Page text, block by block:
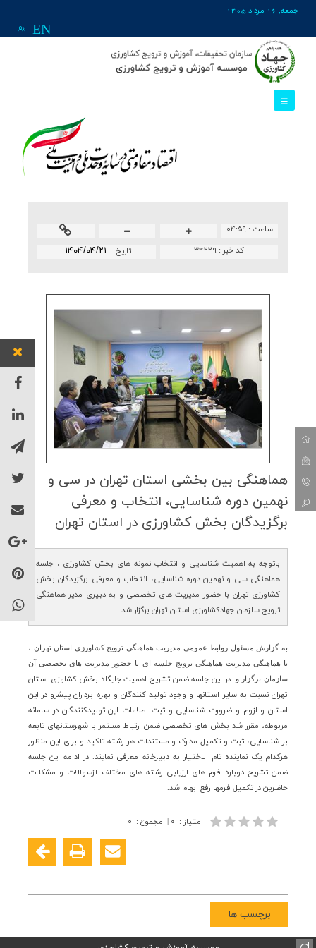
جمعه, 16 مرداد 1405
EN
ساعت : ۰۴:۵۹
تاريخ : ۱۴۰۴/۰۴/۲۱ کد خبر : ۳۴۲۲۹
هماهنگی بین بخشی استان تهران در سی و
نهمین دوره شناسایی، انتخاب و معرفی
برگزیدگان بخش كشاورزی در استان تهران
باتوجه به اهمیت شناسایی و انتخاب نمونه های بخش کشاورزی ، جلسه
هماهنگی سی و نهمین دوره شناسایی، انتخاب و معرفی برگزیدگان بخش
کشاورزی تهران با حضور مدیریت های تخصصی و به دبیری مدیر هماهنگی
ترویج سازمان جهادکشاورزی استان تهران برگزار شد.
به گزارش مسئول روابط عمومی مدیریت هماهنگی ترویج کشاورزی استان تهران ،
با هماهنگی مدیریت هماهنگی ترویج جلسه ای با حضور مدیریت های تخصصی آن
سازمان برگزار ودر این جلسه ضمن تشریح اهمیت جایگاه بخش کشاوزی استان
تهران نسبت به سایر استانها و وجود تولید کنندگان و بهره برداران پیشرو در این
استان و لزوم و ضرورت شناسایی و ثبت اطلاعات این تولیدکنندگان در سامانه
مربوطه، مقرر شد بخش های تخصصی ضمن ارتباط مستمر با شهرستانهای تابعه
بر شناسایی، ثبت و تکمیل مدارک و مستندات هر رشته تاکید و برای این منظور
هرکدام یک نماینده تام الاختیار به دبیرخانه معرفی نمایند. در ادامه این جلسه
ضمن تشریح دوباره فرم های ارزیابی رشته های مختلف ازسوالات و مشکلات
حاضرین در تکمیل فرمها رفع ابهام شد.
امتیاز : ۰ | مجموع : ۰
برچسب ها